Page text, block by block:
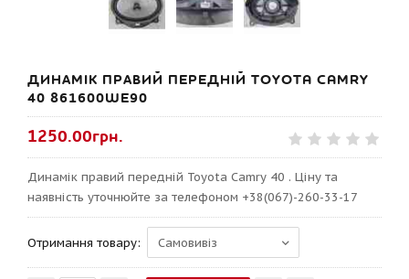
ДИНАМІК ПРАВИЙ ПЕРЕДНІЙ TOYOTA CAMRY
40 861600WE90
1250.00грн.
Динамік правий передній Toyota Camry 40 . Ціну та
наявність уточнюйте за телефоном +38(067)-260-33-17
Отримання товару: